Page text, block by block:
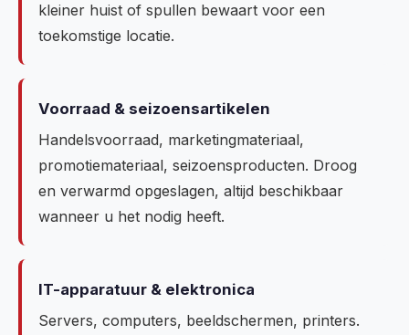
kleiner huist of spullen bewaart voor een
toekomstige locatie.
Voorraad & seizoensartikelen
Handelsvoorraad, marketingmateriaal,
promotiemateriaal, seizoensproducten. Droog
en verwarmd opgeslagen, altijd beschikbaar
wanneer u het nodig heeft.
IT-apparatuur & elektronica
Servers, computers, beeldschermen, printers.